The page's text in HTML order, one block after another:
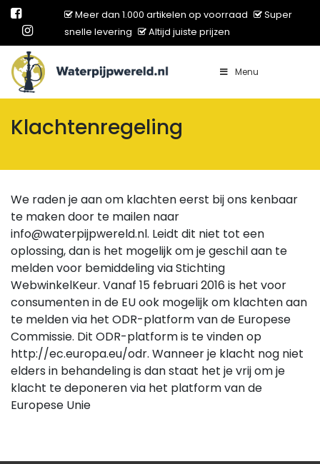
Meer dan 1.000 artikelen op voorraad
Super
snelle levering
Altijd juiste prijzen
Main Navigation Menu
Klachtenregeling
We raden je aan om klachten eerst bij ons kenbaar
te maken door te mailen naar
info@waterpijpwereld.nl. Leidt dit niet tot een
oplossing, dan is het mogelijk om je geschil aan te
melden voor bemiddeling via Stichting
WebwinkelKeur. Vanaf 15 februari 2016 is het voor
consumenten in de EU ook mogelijk om klachten aan
te melden via het ODR-platform van de Europese
Commissie. Dit ODR-platform is te vinden op
http://ec.europa.eu/odr. Wanneer je klacht nog niet
elders in behandeling is dan staat het je vrij om je
klacht te deponeren via het platform van de
Europese Unie